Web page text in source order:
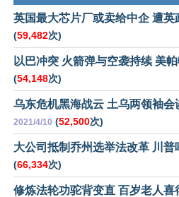
英国最大芯片厂或卖给中企 遭英
(59,482次)
以巴冲突 火箭弹与空袭持续 美
(54,148次)
乌东危机黑海战云 土乌两领袖会
2021/4/10 (52,500次)
大公司抵制乔州选举法改革 川普
(66,334次)
修炼法轮功驼背变直 百岁老人喜